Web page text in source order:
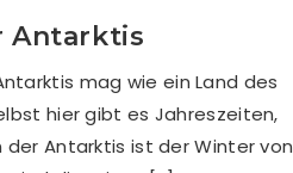
Antarktis
mag wie ein Land des
hier gibt es Jahreszeiten,
der Antarktis ist der Winter von